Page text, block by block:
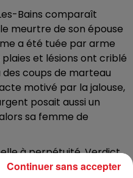
Bains comparaît
meurtre de son épouse
a été tuée par arme
et lésions ont criblé
coups de marteau
motivé par la jalouse,
posait aussi un
sa femme de
à perpétuité. Verdict
Continuer sans accepter